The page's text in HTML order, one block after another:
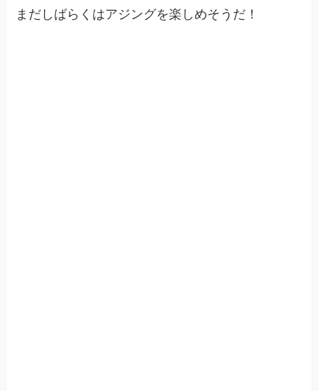
まだしばらくはアジングを楽しめそうだ！